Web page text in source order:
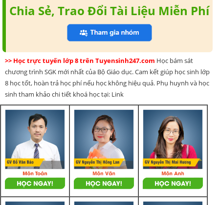
Chia Sẻ, Trao Đổi Tài Liệu Miễn Phí
>> Học trực tuyến lớp 8 trên Tuyensinh247.com Học bám sát
chương trình SGK mới nhất của Bộ Giáo dục. Cam kết giúp học sinh lớp
8 học tốt, hoàn trả học phí nếu học không hiệu quả. Phụ huynh và học
sinh tham khảo chi tiết khoá học tại: Link